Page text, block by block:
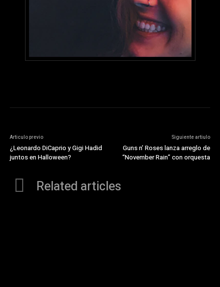
Articulo previo
¿Leonardo DiCaprio y Gigi Hadid
juntos en Halloween?
Siguiente artiulo
Guns n’ Roses lanza arreglo de
“November Rain” con orquesta
Related articles